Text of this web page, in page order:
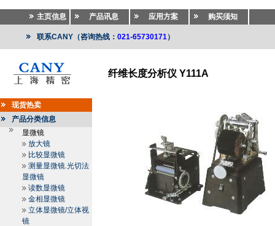
主页信息 产品讯息 应用方案 购买须知
联系CANY（咨询热线： 021-65730171）
纤维长度分析仪 Y111A
现货热卖
产品分类信息
显微镜
放大镜
比较显微镜
测量显微镜.光切法
显微镜
读数显微镜
金相显微镜
立体显微镜/立体视
镜